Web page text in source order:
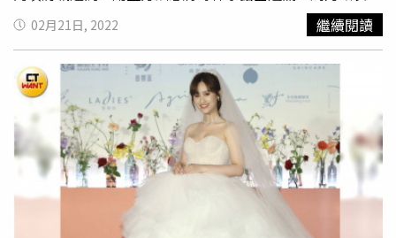
緒，沒自己的戲份時還可以在旁邊休息，重要的是還能體驗
別人的人生。「演員的身分我可以演很多不同的角色，我都
接受，我都想去挑戰，這是我覺得當演員好玩的地方。其實
我滿幸運的，辛苦是當然在熬的過程，我覺得必須要經過這
一段，一定要等待，我覺得演戲急不得，一定要去慢慢等待
慢慢沉澱，才可以呈現一個好的表演，我覺得如果一開始就
讓我爆紅，不知道心態會怎麼樣，或許就會覺得我很紅了，
我不需要再努力了。」在那個等待的時間裡，沒戲拍就去打
工，打工也是種學習，原來做這個工作的人生是這麼過的、
這個工作的技能是這樣做的，Darren也去幫人家洗車，原來
洗車是要這樣子洗的，所有的過程都是累積，而不是委屈，
示，每次接到台語戲劇邀請都覺得壓力很大，因為台語並不
是他的母語，總擔心無法非常道地有韻味，接演台語戲都會
長白頭髮，晚上睡覺還會磨牙說夢話，緊張地像要赴刑場，
連老婆都覺得他很可憐，但他還是會努力將台語演出做到
位。《天字第二號》模擬隔離旅館開拍，以新科技呈現疫情
下多重敘事風格。（圖／公視台語台提供）飾演小三的李亦
捷這次演出的語言挑戰更是艱難，在劇中她將使用泉州話演
出。她表示，還沒開拍期間劇本已是滿滿注音，自己會無意
識重覆唸台詞，有一次等垃圾車時，她無意識喃喃自語地講
泉州話，當她回過神來，發現路人用很奇怪的眼神看她，就
以最快速度跑回家，覺得自己的行爲太奇怪太丟臉了。李亦
02月21日, 2022 繼續閱讀